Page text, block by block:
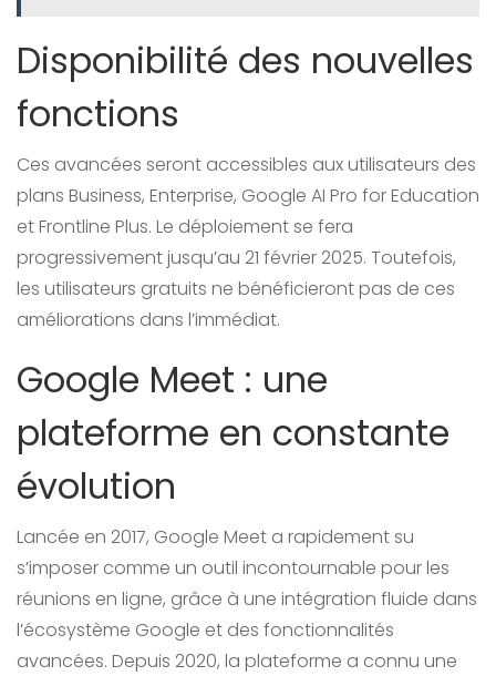
Disponibilité des nouvelles
fonctions
Ces avancées seront accessibles aux utilisateurs des
plans Business, Enterprise, Google AI Pro for Education
et Frontline Plus. Le déploiement se fera
progressivement jusqu’au 21 février 2025. Toutefois,
les utilisateurs gratuits ne bénéficieront pas de ces
améliorations dans l’immédiat.
Google Meet : une
plateforme en constante
évolution
Lancée en 2017, Google Meet a rapidement su
s’imposer comme un outil incontournable pour les
réunions en ligne, grâce à une intégration fluide dans
l’écosystème Google et des fonctionnalités
avancées. Depuis 2020, la plateforme a connu une